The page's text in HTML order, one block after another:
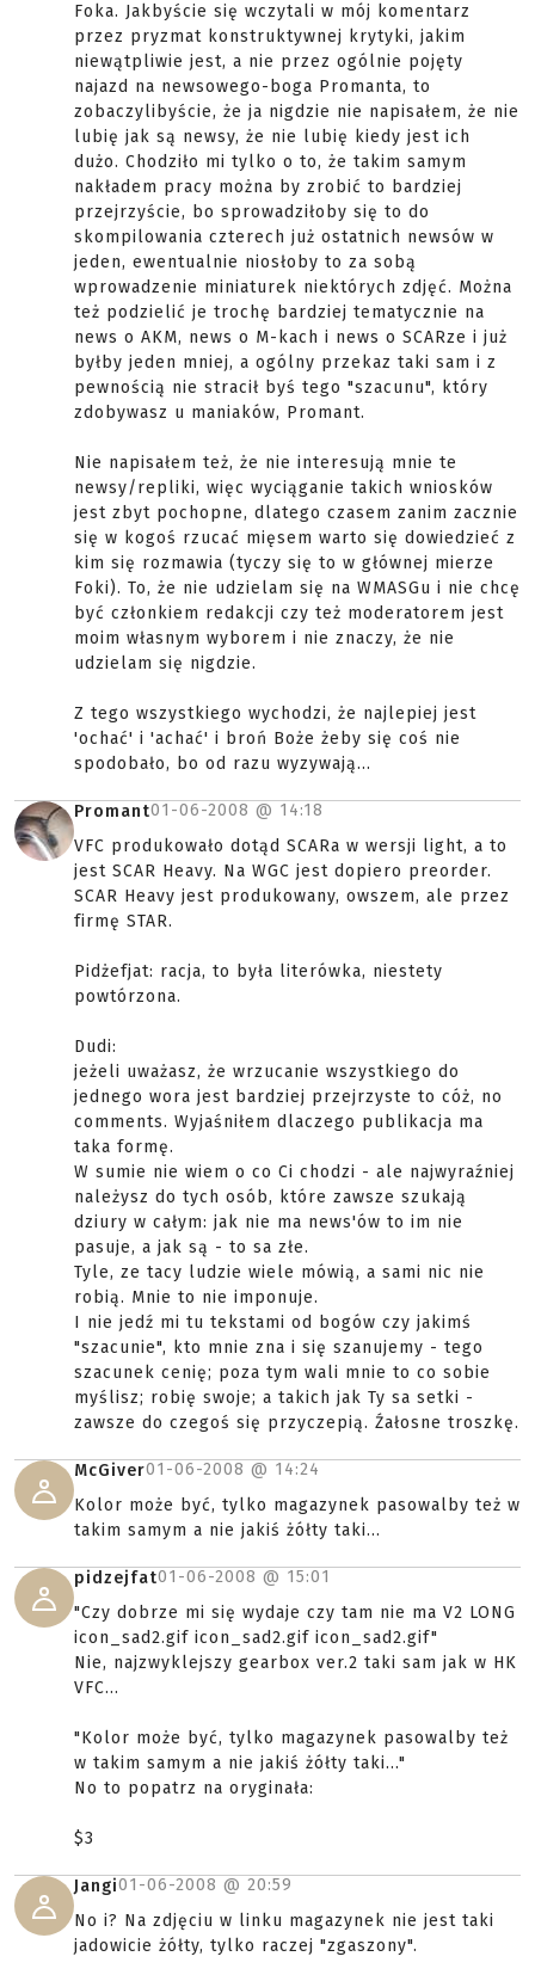
Foka. Jakbyście się wczytali w mój komentarz
przez pryzmat konstruktywnej krytyki, jakim
niewątpliwie jest, a nie przez ogólnie pojęty
najazd na newsowego-boga Promanta, to
zobaczylibyście, że ja nigdzie nie napisałem, że nie
lubię jak są newsy, że nie lubię kiedy jest ich
dużo. Chodziło mi tylko o to, że takim samym
nakładem pracy można by zrobić to bardziej
przejrzyście, bo sprowadziłoby się to do
skompilowania czterech już ostatnich newsów w
jeden, ewentualnie niosłoby to za sobą
wprowadzenie miniaturek niektórych zdjęć. Można
też podzielić je trochę bardziej tematycznie na
news o AKM, news o M-kach i news o SCARze i już
byłby jeden mniej, a ogólny przekaz taki sam i z
pewnością nie stracił byś tego "szacunu", który
zdobywasz u maniaków, Promant.
Nie napisałem też, że nie interesują mnie te
newsy/repliki, więc wyciąganie takich wniosków
jest zbyt pochopne, dlatego czasem zanim zacznie
się w kogoś rzucać mięsem warto się dowiedzieć z
kim się rozmawia (tyczy się to w głównej mierze
Foki). To, że nie udzielam się na WMASGu i nie chcę
być członkiem redakcji czy też moderatorem jest
moim własnym wyborem i nie znaczy, że nie
udzielam się nigdzie.
Z tego wszystkiego wychodzi, że najlepiej jest
'ochać' i 'achać' i broń Boże żeby się coś nie
spodobało, bo od razu wyzywają...
Promant01-06-2008 @ 14:18
VFC produkowało dotąd SCARa w wersji light, a to
jest SCAR Heavy. Na WGC jest dopiero preorder.
SCAR Heavy jest produkowany, owszem, ale przez
firmę STAR.
Pidżefjat: racja, to była literówka, niestety
powtórzona.
Dudi:
jeżeli uważasz, że wrzucanie wszystkiego do
jednego wora jest bardziej przejrzyste to cóż, no
comments. Wyjaśniłem dlaczego publikacja ma
taka formę.
W sumie nie wiem o co Ci chodzi - ale najwyraźniej
należysz do tych osób, które zawsze szukają
dziury w całym: jak nie ma news'ów to im nie
pasuje, a jak są - to sa złe.
Tyle, ze tacy ludzie wiele mówią, a sami nic nie
robią. Mnie to nie imponuje.
I nie jedź mi tu tekstami od bogów czy jakimś
"szacunie", kto mnie zna i się szanujemy - tego
szacunek cenię; poza tym wali mnie to co sobie
myślisz; robię swoje; a takich jak Ty sa setki -
zawsze do czegoś się przyczepią. Źałosne troszkę.
McGiver01-06-2008 @ 14:24
Kolor może być, tylko magazynek pasowalby też w
takim samym a nie jakiś żółty taki...
pidzejfat01-06-2008 @ 15:01
"Czy dobrze mi się wydaje czy tam nie ma V2 LONG
icon_sad2.gif icon_sad2.gif icon_sad2.gif"
Nie, najzwyklejszy gearbox ver.2 taki sam jak w HK
VFC...
"Kolor może być, tylko magazynek pasowalby też
w takim samym a nie jakiś żółty taki..."
No to popatrz na oryginała:
$3
Jangi01-06-2008 @ 20:59
No i? Na zdjęciu w linku magazynek nie jest taki
jadowicie żółty, tylko raczej "zgaszony".